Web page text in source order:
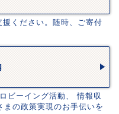
ください。随時、ご寄付
ビーイング活動、 情報収
の政策実現のお手伝いを